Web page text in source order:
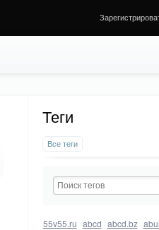
Теги
Все теги
55v55.ru abcd abcd.bz